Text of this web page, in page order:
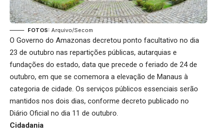
FOTOS: Arquivo/Secom
O Governo do Amazonas decretou ponto facultativo no dia
23 de outubro nas repartições públicas, autarquias e
fundações do estado, data que precede o feriado de 24 de
outubro, em que se comemora a elevação de Manaus à
categoria de cidade. Os serviços públicos essenciais serão
mantidos nos dois dias, conforme decreto publicado no
Diário Oficial no dia 11 de outubro.
Cidadania